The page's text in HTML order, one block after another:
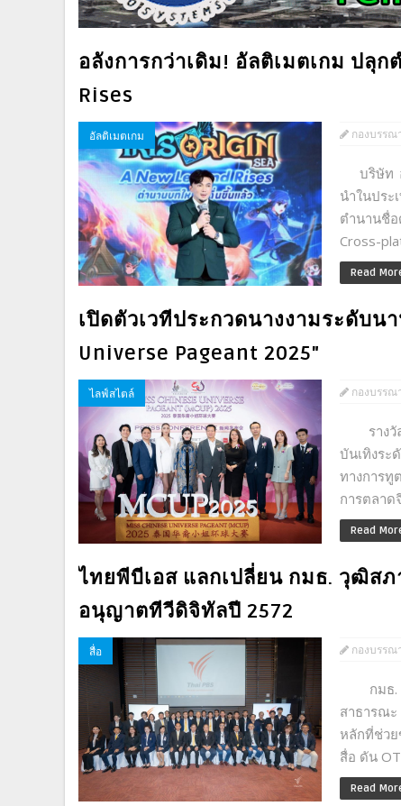
อลังการกว่าเดิม! อัลติเมตเกม ปลุก
Rises
อัลติเมตเกม กองบรรณ
บริษัท อั
นำในปร
ตำนานชื่
Cross-
Read
เปิดตัวเวทีประกวดนางงามระดับน
Universe Pageant 2025"
ไลฟ์สไตล์ กองบรรณ
รางวัล
บันเทิงร
ทางการ
การตลาด
Read
ไทยพีบีเอส แลกเปลี่ยน กมธ. วุฒิส
อนุญาตทีวีดิจิทัลปี 2572
สื่อ กองบรรณ
กมธ. วุ
สาธารณ
หลักที่ช่ว
สื่อ ดัน
Read